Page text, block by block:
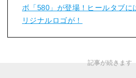
ボ「580」が登場！ヒールタブに
リジナルロゴが！